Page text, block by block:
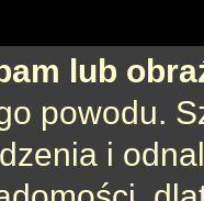
lub
powodu.
i